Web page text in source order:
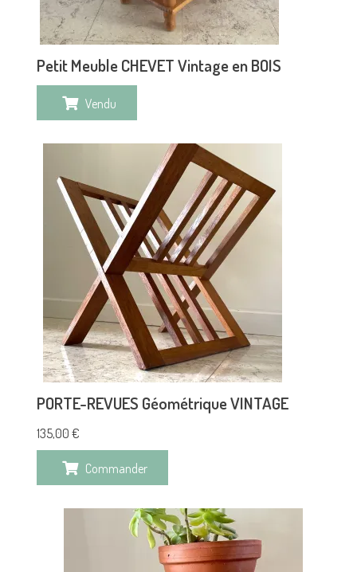
Petit Meuble CHEVET Vintage en BOIS
Vendu
PORTE-REVUES Géométrique VINTAGE
135,00 €
Commander